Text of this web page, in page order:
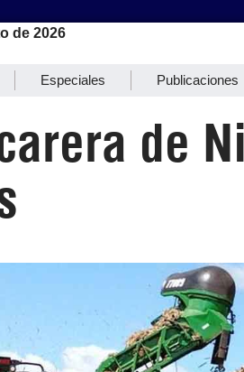
de 2026
Especiales Publicaciones
de